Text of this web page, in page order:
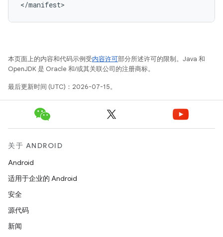
本页面上的内容和代码示例受内容许可部分所述许可的限制。Java 和
OpenJDK 是 Oracle 和/或其关联公司的注册商标。
最后更新时间 (UTC)：2026-07-15。
关于 ANDROID
Android
适用于企业的 Android
安全
源代码
新闻